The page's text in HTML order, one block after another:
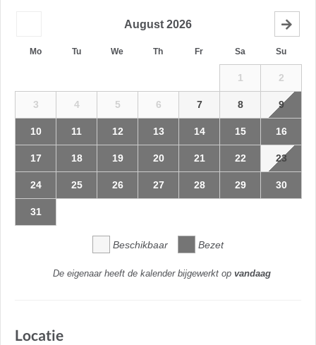
August 2026
Mo Tu We Th Fr Sa Su
1 2
3 4 5 6 7 8 9
10 11 12 13 14 15 16
17 18 19 20 21 22 23
24 25 26 27 28 29 30
31
Beschikbaar Bezet
De eigenaar heeft de kalender bijgewerkt op vandaag
Locatie